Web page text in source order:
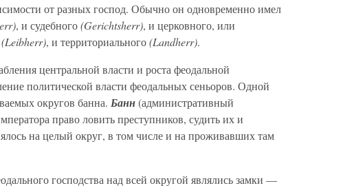
от разных господ. Обычно он одновременно имел
, и судебного(Gerichtsherr), и церковного, или
(Leibherr), и территориального(Landherr).
центральной власти и роста феодальной
политической власти феодальных сеньоров. Одной
округов банна. Банн(административный
право ловить преступников, судить их и
на целый округ, в том числе и на проживавших там
господства над всей округой являлись замки —